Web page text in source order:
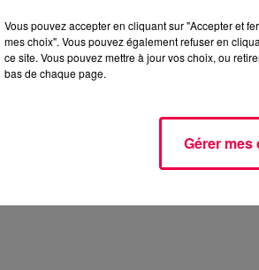
Europe par l’intermédiaire des
contagieux et pathogène
et les eaux stagnantes
de communes sont également
Vous pouvez accepter en cliquant sur "Accepter et
mes choix". Vous pouvez également refuser en
ce site. Vous pouvez mettre à jour vos choix, ou
bas de chaque page.
Gérer mes